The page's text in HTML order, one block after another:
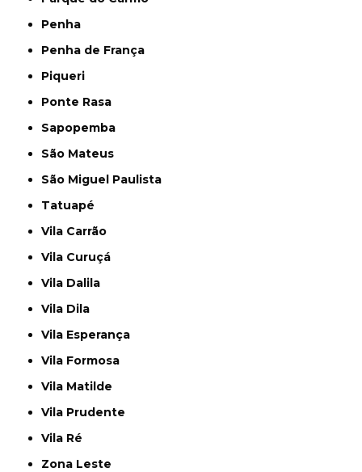
Penha
Penha de França
Piqueri
Ponte Rasa
Sapopemba
São Mateus
São Miguel Paulista
Tatuapé
Vila Carrão
Vila Curuçá
Vila Dalila
Vila Dila
Vila Esperança
Vila Formosa
Vila Matilde
Vila Prudente
Vila Ré
Zona Leste